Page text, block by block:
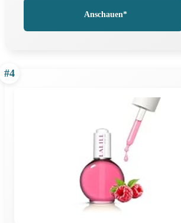
Anschauen*
#4